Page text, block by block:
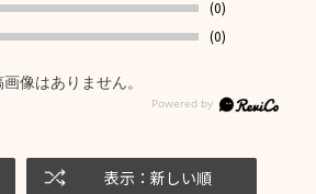
(0)
(0)
像はありません。
表示：新しい順